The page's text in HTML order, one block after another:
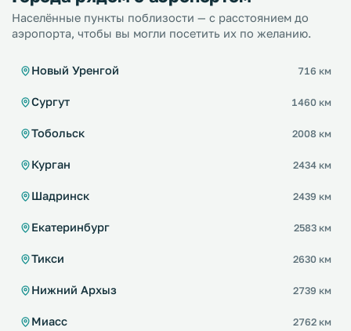
Населённые пункты поблизости — с расстоянием до
аэропорта, чтобы вы могли посетить их по желанию.
Новый Уренгой 716 км
Сургут 1460 км
Тобольск 2008 км
Курган 2434 км
Шадринск 2439 км
Екатеринбург 2583 км
Тикси 2630 км
Нижний Архыз 2739 км
Миасс 2762 км